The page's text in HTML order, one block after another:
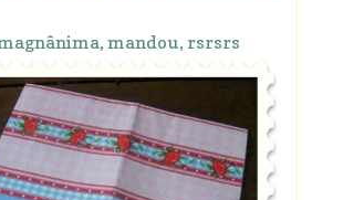
mandou, rsrsrs